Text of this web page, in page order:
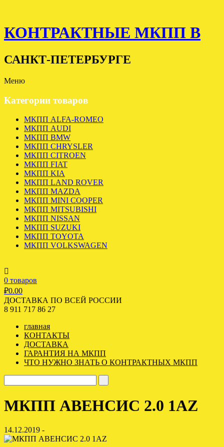
КОНТРАКТНЫЕ МКПП В
САНКТ-ПЕТЕРБУРГЕ
Меню
Категории товаров
МКПП ALFA-ROMEO
МКПП AUDI
МКПП BMW
МКПП CHRYSLER
МКПП CITROEN
МКПП FIAT
МКПП KIA
МКПП LAND ROVER
МКПП MAZDA
МКПП MINI COOPER
МКПП MITSUBISHI
МКПП NISSAN
МКПП SUZUKI
МКПП TOYOTA
МКПП VOLKSWAGEN
0 товаров
₽0.00
ДОСТАВКА ПО ВСЕЙ РОССИИ
8 911 717 86 27
главная
КОНТАКТЫ
ДОСТАВКА
ГАРАНТИЯ НА МКПП
ЧТО НУЖНО ЗНАТЬ О КОНТРАКТНЫХ МКПП
МКПП АВЕНСИС 2.0 1AZ
14.12.2019 -